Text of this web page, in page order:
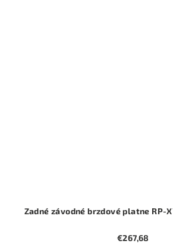
Zadné závodné brzdové platne RP-
€267,68